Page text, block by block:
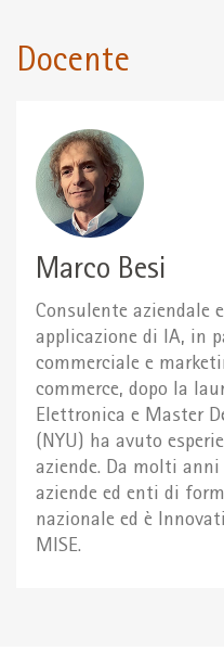
Docente
Marco Besi
Consulente aziendale
applicazione di IA, in
commerciale e
commerce, dopo la
Elettronica e Master
(NYU) ha avuto
aziende. Da molti
aziende ed enti di
nazionale ed è
MISE.